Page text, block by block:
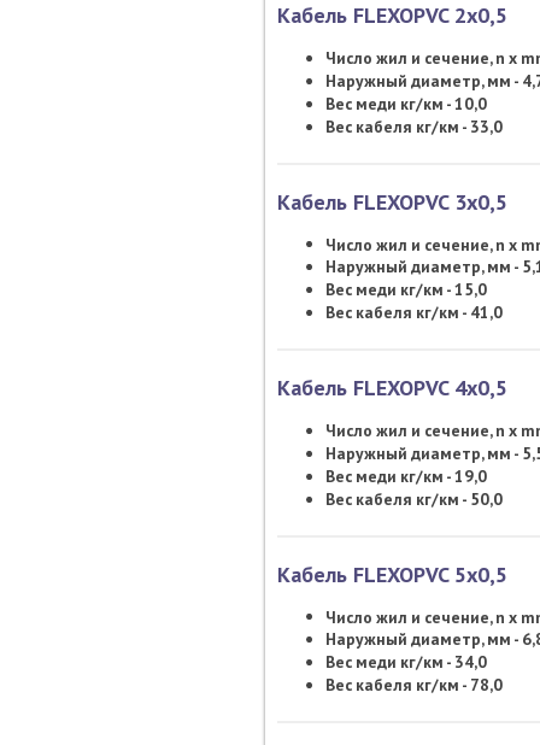
Кабель FLEXOPVC 2х0,5
Число жил и сечение, n x
Наружный диаметр, мм -
Вес меди кг/км - 10,0
Вес кабеля кг/км - 33,0
Кабель FLEXOPVC 3х0,5
Число жил и сечение, n x
Наружный диаметр, мм -
Вес меди кг/км - 15,0
Вес кабеля кг/км - 41,0
Кабель FLEXOPVC 4х0,5
Число жил и сечение, n x
Наружный диаметр, мм -
Вес меди кг/км - 19,0
Вес кабеля кг/км - 50,0
Кабель FLEXOPVC 5х0,5
Число жил и сечение, n x
Наружный диаметр, мм -
Вес меди кг/км - 34,0
Вес кабеля кг/км - 78,0